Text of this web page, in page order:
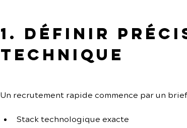
1. Définir
technique
Un recrutement rapide commence par un
Stack technologique exacte